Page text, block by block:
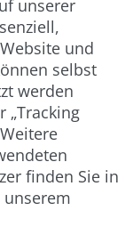
ein Pflichtfeld.
unserer
und
selbst
werden
„Tracking
finden Sie in
unserem